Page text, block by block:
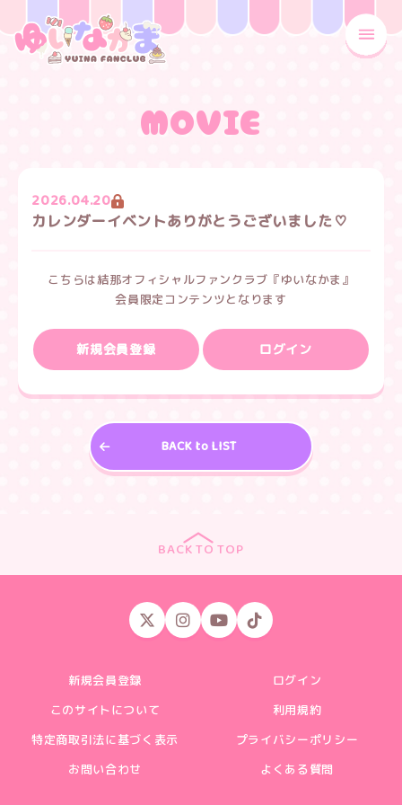
MOVIE
2026.04.20
カレンダーイベントありがとうございました♡
こちらは結那オフィシャルファンクラブ『ゆいなかま』
会員限定コンテンツとなります
新規会員登録 ログイン
BACK to LIST
BACK TO TOP
新規会員登録
ログイン
このサイトについて
利用規約
特定商取引法に基づく表示
プライバシーポリシー
お問い合わせ
よくある質問